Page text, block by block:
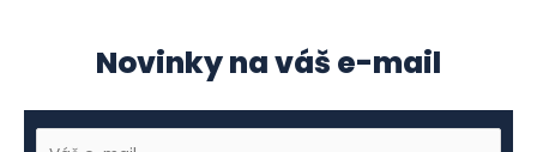
Novinky na váš e-mail